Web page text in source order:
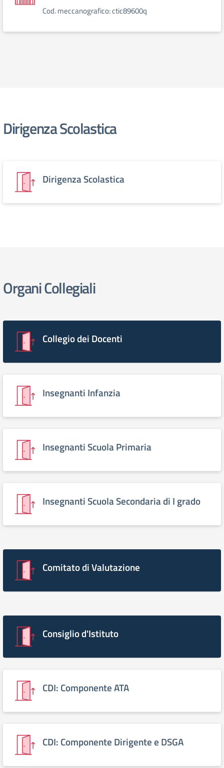
Cod. meccanografico: ctic89600q
Dirigenza Scolastica
Dirigenza Scolastica
Organi Collegiali
Collegio dei Docenti
Insegnanti Infanzia
Insegnanti Scuola Primaria
Insegnanti Scuola Secondaria di I grado
Comitato di Valutazione
Consiglio d'Istituto
CDI: Componente ATA
CDI: Componente Dirigente e DSGA